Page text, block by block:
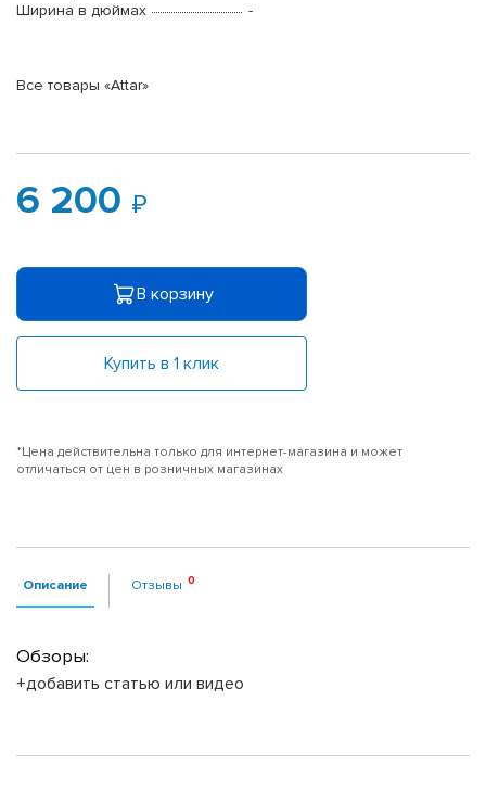
Ширина в дюймах
-
Все товары «Attar»
6 200
В корзину
Купить в 1 клик
*Цена действительна только для интернет-магазина и может
отличаться от цен в розничных магазинах
Описание Отзывы
Обзоры:
+добавить статью или видео